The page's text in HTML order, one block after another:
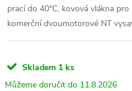
prací do 40°C, kovová vlákna
komerční dvoumotorové NT
Skladem 1 ks
11.8.2026